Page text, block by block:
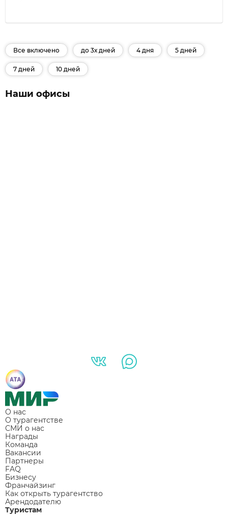
Все включено до 3х дней 4 дня 5 дней
7 дней 10 дней
Наши офисы
О нас
О турагентстве
СМИ о нас
Награды
Команда
Вакансии
Партнеры
FAQ
Бизнесу
Франчайзинг
Как открыть турагентство
Арендодателю
Туристам